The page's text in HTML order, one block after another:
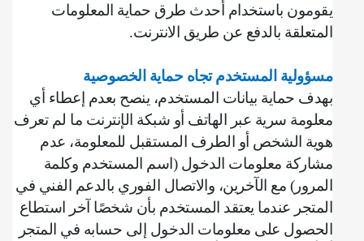
يقومون باستخدام أحدث طرق حماية المعلومات
المتعلقة بالدفع عن طريق الانترنت.
مسؤولية المستخدم تجاه حماية الخصوصية
بهدف حماية بيانات المستخدم، ينصح بعدم إعطاء أي
معلومة سرية عبر الهاتف أو شبكة الإنترنت ما لم تعرف
هوية الشخص أو الطرف المستقبل للمعلومة، ‌‌عدم
مشاركة معلومات الدخول (اسم المستخدم وكلمة
المرور) مع الآخرين، ‌والاتصال الفوري بالدعم الفني في
المتجر عندما يعتقد المستخدم بأن شخصًا آخر استطاع
الحصول على معلومات الدخول إلى حسابه في المتجر